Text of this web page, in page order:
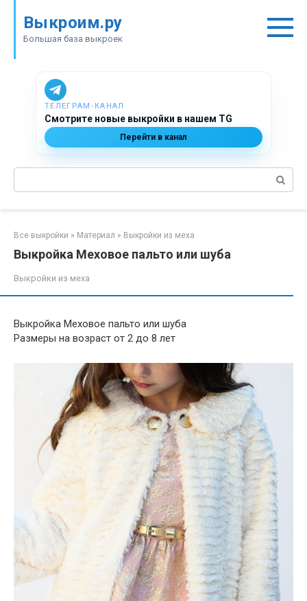
контенту
Выкроим.ру
Большая база выкроек
ТЕЛЕГРАМ‑КАНАЛ
Смотрите новые выкройки в нашем TG
Перейти в канал
Поиск:
Все выкройки » Материал » Выкройки из меха
Выкройка Меховое пальто или шуба
Выкройки из меха
Выкройка Меховое пальто или шуба
Размеры на возраст от 2 до 8 лет